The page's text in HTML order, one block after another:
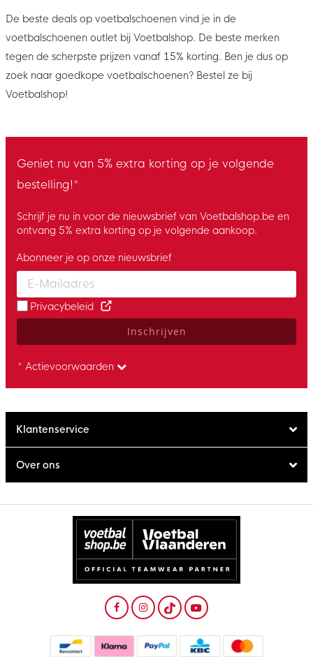
De beste deals op voetbalschoenen vind je in de
voetbalschoenen outlet bij Voetbalshop. De beste merken
tegen de scherpste prijzen vanaf 15% korting. Ben je dus op
zoek naar goedkope voetbalschoenen? Bestel ze bij
Voetbalshop!
Geniet nu van 5% extra korting op je volgende
bestelling!*
Schrijf je nu in voor de nieuwsbrief van Voetbalshop.be en
ontvang 5% extra korting op je volgende aankoop.
Enter your email and accept the privacy policy to subscribe to
Abonneer je op onze nieuwsbrief
Privacybeleid
Inschrijven
* Actievoorwaarden
Klantenservice
Over ons